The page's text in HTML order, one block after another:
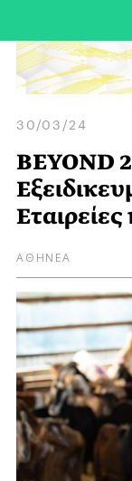
30/03/24
BEYOND
ΑΘΗΝΕΑ